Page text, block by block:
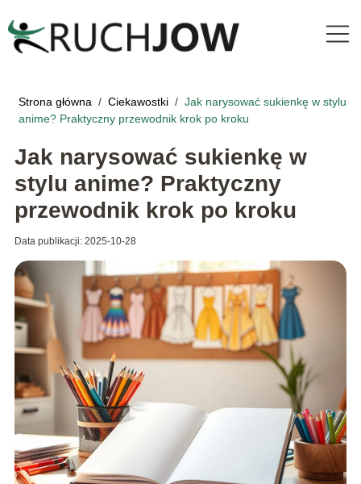
Strona główna / Ciekawostki / Jak narysować sukienkę w stylu
anime? Praktyczny przewodnik krok po kroku
Jak narysować sukienkę w
stylu anime? Praktyczny
przewodnik krok po kroku
Data publikacji: 2025-10-28